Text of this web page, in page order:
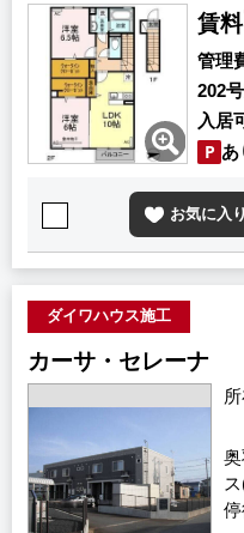
賃料
管理
202
入居
あ
お気に入
ダイワハウス施工
カーサ・セレーナ